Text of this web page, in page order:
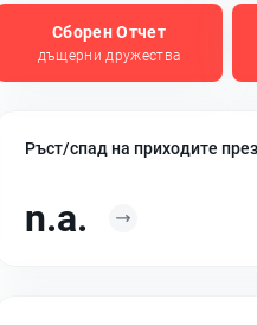
Сборен Отчет
дъщерни дружества
Ръст/спад на приходите
n.a.